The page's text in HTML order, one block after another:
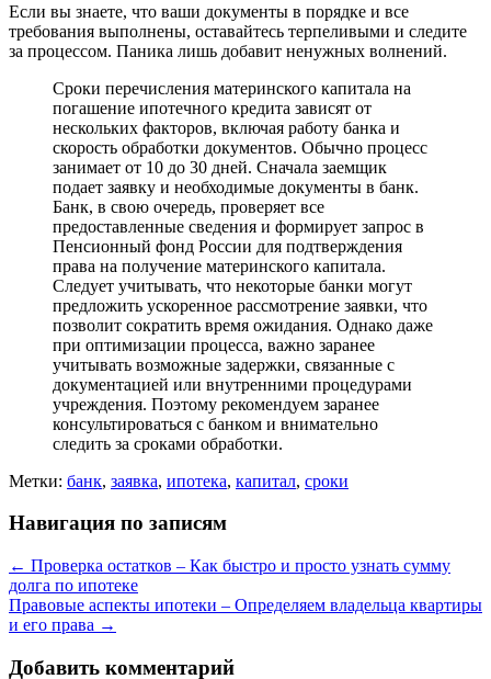
Если вы знаете, что ваши документы в порядке и все
требования выполнены, оставайтесь терпеливыми и следите
за процессом. Паника лишь добавит ненужных волнений.
Сроки перечисления материнского капитала на
погашение ипотечного кредита зависят от
нескольких факторов, включая работу банка и
скорость обработки документов. Обычно процесс
занимает от 10 до 30 дней. Сначала заемщик
подает заявку и необходимые документы в банк.
Банк, в свою очередь, проверяет все
предоставленные сведения и формирует запрос в
Пенсионный фонд России для подтверждения
права на получение материнского капитала.
Следует учитывать, что некоторые банки могут
предложить ускоренное рассмотрение заявки, что
позволит сократить время ожидания. Однако даже
при оптимизации процесса, важно заранее
учитывать возможные задержки, связанные с
документацией или внутренними процедурами
учреждения. Поэтому рекомендуем заранее
консультироваться с банком и внимательно
следить за сроками обработки.
Метки: банк, заявка, ипотека, капитал, сроки
Навигация по записям
← Проверка остатков – Как быстро и просто узнать сумму
долга по ипотеке
Правовые аспекты ипотеки – Определяем владельца квартиры
и его права →
Добавить комментарий